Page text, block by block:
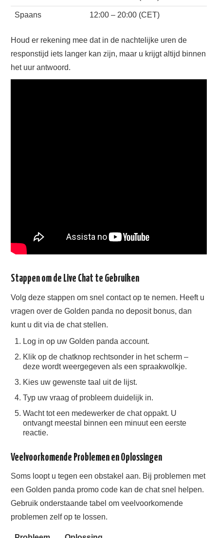
Spaans 12:00 – 20:00 (CET)
Houd er rekening mee dat in de nachtelijke uren de
responstijd iets langer kan zijn, maar u krijgt altijd binnen
het uur antwoord.
Stappen om de Live Chat te Gebruiken
Volg deze stappen om snel contact op te nemen. Heeft u
vragen over de Golden panda no deposit bonus, dan
kunt u dit via de chat stellen.
Log in op uw Golden panda account.
Klik op de chatknop rechtsonder in het scherm –
deze wordt weergegeven als een spraakwolkje.
Kies uw gewenste taal uit de lijst.
Typ uw vraag of probleem duidelijk in.
Wacht tot een medewerker de chat oppakt. U
ontvangt meestal binnen een minuut een eerste
reactie.
Veelvoorkomende Problemen en Oplossingen
Soms loopt u tegen een obstakel aan. Bij problemen met
een Golden panda promo code kan de chat snel helpen.
Gebruik onderstaande tabel om veelvoorkomende
problemen zelf op te lossen.